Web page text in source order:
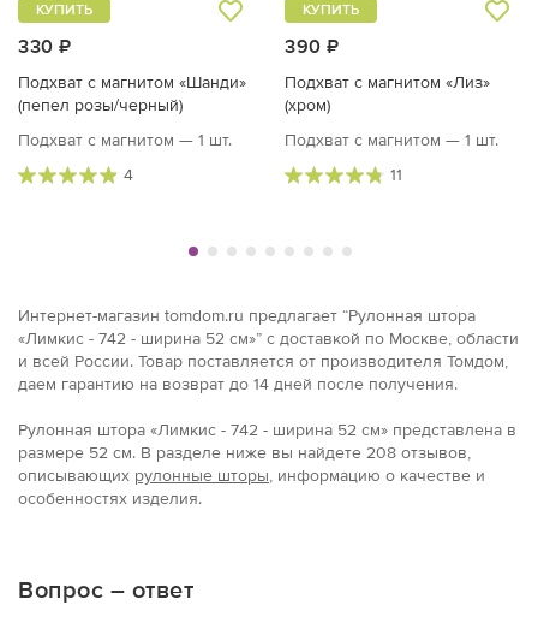
330 ₽
КУПИТЬ
Подхват с магнитом «Шанди»
(пепел розы/черный)
Подхват с магнитом — 1 шт.
4
390 ₽
КУПИТЬ
Подхват с магнитом «Лиз»
(хром)
Подхват с магнитом — 1 шт.
11
Интернет-магазин tomdom.ru предлагает “Рулонная штора
«Лимкис - 742 - ширина 52 см»” с доставкой по Москве, области
и всей России. Товар поставляется от производителя Томдом,
даем гарантию на возврат до 14 дней после получения.
Рулонная штора «Лимкис - 742 - ширина 52 см» представлена в
размерe 52 см. В разделе ниже вы найдете 208 отзывов,
описывающих рулонные шторы, информацию о качестве и
особенностях изделия.
Вопрос – ответ